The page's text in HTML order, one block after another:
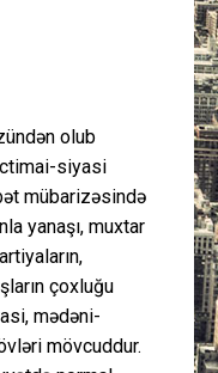
Cəmiyyət
Peşə etikası
Əlaqə
olub
siyasi
mübarizəsində
yanaşı, muxtar
çoxluğu
mədəni-
mövcuddur.